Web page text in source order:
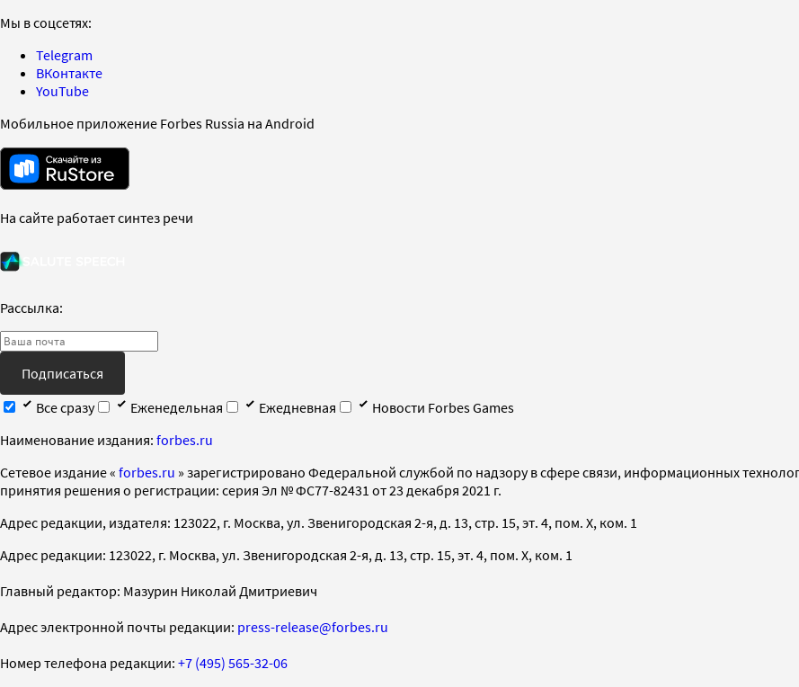
Мы в соцсетях:
Telegram
ВКонтакте
YouTube
Мобильное приложение Forbes Russia на Android
На сайте работает синтез речи
Рассылка:
Подписаться
Все сразу
Еженедельная Ежедневная
Новости Forbes Games
Наименование издания: forbes.ru
Cетевое издание « forbes.ru » зарегистрировано Федеральной службой по надзору в сфере связи, информационных
принятия решения о регистрации: серия Эл № ФС77-82431 от 23 декабря 2021 г.
Адрес редакции, издателя: 123022, г. Москва, ул. Звенигородская 2-я, д. 13, стр. 15, эт. 4, пом. X, ком. 1
Адрес редакции: 123022, г. Москва, ул. Звенигородская 2-я, д. 13, стр. 15, эт. 4, пом. X, ком. 1
Главный редактор: Мазурин Николай Дмитриевич
Адрес электронной почты редакции: press-release@forbes.ru
Номер телефона редакции: +7 (495) 565-32-06